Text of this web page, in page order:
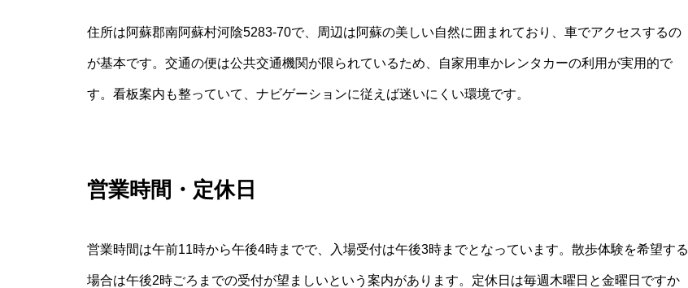
住所は阿蘇郡南阿蘇村河陰5283-70で、周辺は阿蘇の美しい自然に囲まれており、車でアクセスするの
が基本です。交通の便は公共交通機関が限られているため、自家用車かレンタカーの利用が実用的で
す。看板案内も整っていて、ナビゲーションに従えば迷いにくい環境です。
営業時間・定休日
営業時間は午前11時から午後4時までで、入場受付は午後3時までとなっています。散歩体験を希望する
場合は午後2時ごろまでの受付が望ましいという案内があります。定休日は毎週木曜日と金曜日ですか